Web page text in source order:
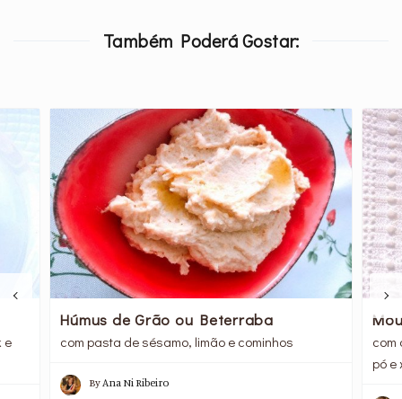
Também Poderá Gostar:
e
Húmus de Grão ou Beterraba
com pasta de sésamo, limão e cominhos
By Ana Ni Ribeiro
com
pó e